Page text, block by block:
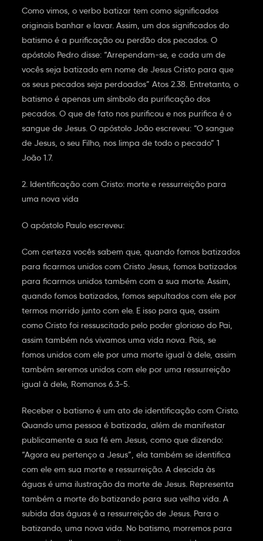
Como vimos, o verbo batizar tem como significados
originais banhar e lavar. Assim, um dos significados do
batismo é a purificação ou perdão dos pecados. O
apóstolo Pedro disse: “Arrependam-se, e cada um de
vocês seja batizado em nome de Jesus Cristo para que
os seus pecados seja perdoados” Atos 2.38. Entretanto, o
batismo é apenas um símbolo da purificação dos
pecados. O que de fato nos purificou e nos purifica é o
sangue de Jesus. O apóstolo João escreveu: “O sangue
de Jesus, o seu Filho, nos limpa de todo o pecado” 1
João 1.7.
2. Identificação com Cristo: morte e ressurreição para
uma nova vida
O apóstolo Paulo escreveu:
Com certeza vocês sabem que, quando fomos batizados
para ficarmos unidos com Cristo Jesus, fomos batizados
para ficarmos unidos também com a sua morte. Assim,
quando fomos batizados, fomos sepultados com ele por
termos morrido junto com ele. E isso para que, assim
como Cristo foi ressuscitado pelo poder glorioso do Pai,
assim também nós vivamos uma vida nova. Pois, se
fomos unidos com ele por uma morte igual à dele, assim
também seremos unidos com ele por uma ressurreição
igual à dele, Romanos 6.3-5.
Receber o batismo é um ato de identificação com Cristo.
Quando uma pessoa é batizada, além de manifestar
publicamente a sua fé em Jesus, como que dizendo:
“Agora eu pertenço a Jesus”, ela também se identifica
com ele em sua morte e ressurreição. A descida às
águas é uma ilustração da morte de Jesus. Representa
também a morte do batizando para sua velha vida. A
subida das águas é a ressurreição de Jesus. Para o
batizando, uma nova vida. No batismo, morremos para